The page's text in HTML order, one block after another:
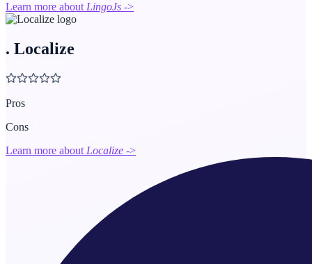
Learn more about LingoJs ->
. Localize
Pros
Cons
Learn more about Localize ->